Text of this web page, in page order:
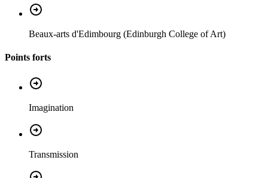
Beaux-arts d'Edimbourg (Edinburgh College of Art)
Points forts
Imagination
Transmission